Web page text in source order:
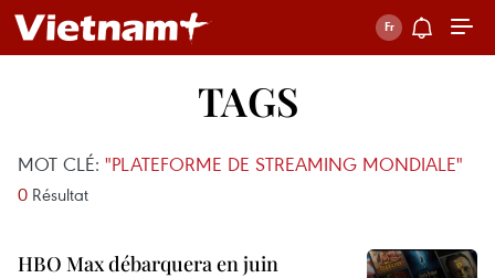
TAGS
MOT CLÉ: "PLATEFORME DE STREAMING MONDIALE"
0 Résultat
HBO Max débarquera en juin